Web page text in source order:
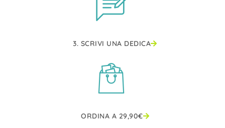
3. SCRIVI UNA DEDICA
ORDINA A 29,90€